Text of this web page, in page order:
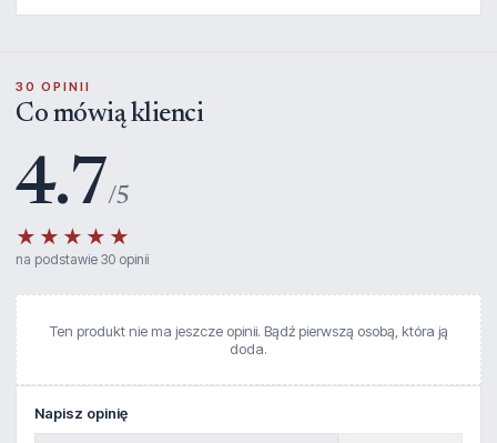
30 OPINII
Co mówią klienci
4.7/5
★★★★★
na podstawie 30 opinii
Ten produkt nie ma jeszcze opinii. Bądź pierwszą osobą, która ją
doda.
Napisz opinię